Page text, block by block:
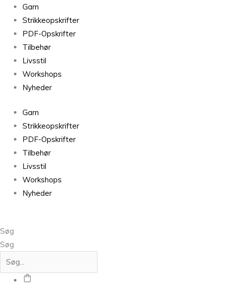
Garn
Strikkeopskrifter
PDF-Opskrifter
Tilbehør
Livsstil
Workshops
Nyheder
Garn
Strikkeopskrifter
PDF-Opskrifter
Tilbehør
Livsstil
Workshops
Nyheder
Søg
Søg
Sweater
antal